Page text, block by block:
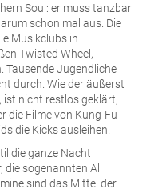
Soul: er muss tanzbar
schon mal aus. Die
Musikclubs in
Twisted Wheel,
Tausende Jugendliche
durch. Wie der äußerst
nicht restlos geklärt,
die Filme von Kung-Fu-
die Kicks ausleihen.
die ganze Nacht
die sogenannten All
sind das Mittel der